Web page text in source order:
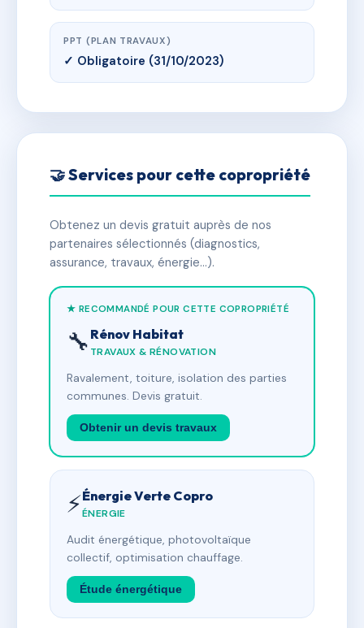
PPT (PLAN TRAVAUX)
✓ Obligatoire (31/10/2023)
🤝 Services pour cette copropriété
Obtenez un devis gratuit auprès de nos
partenaires sélectionnés (diagnostics,
assurance, travaux, énergie…).
★ RECOMMANDÉ POUR CETTE COPROPRIÉTÉ
🔧 Rénov Habitat
TRAVAUX & RÉNOVATION
Ravalement, toiture, isolation des parties
communes. Devis gratuit.
Obtenir un devis travaux
⚡Énergie Verte Copro
ÉNERGIE
Audit énergétique, photovoltaïque
collectif, optimisation chauffage.
Étude énergétique